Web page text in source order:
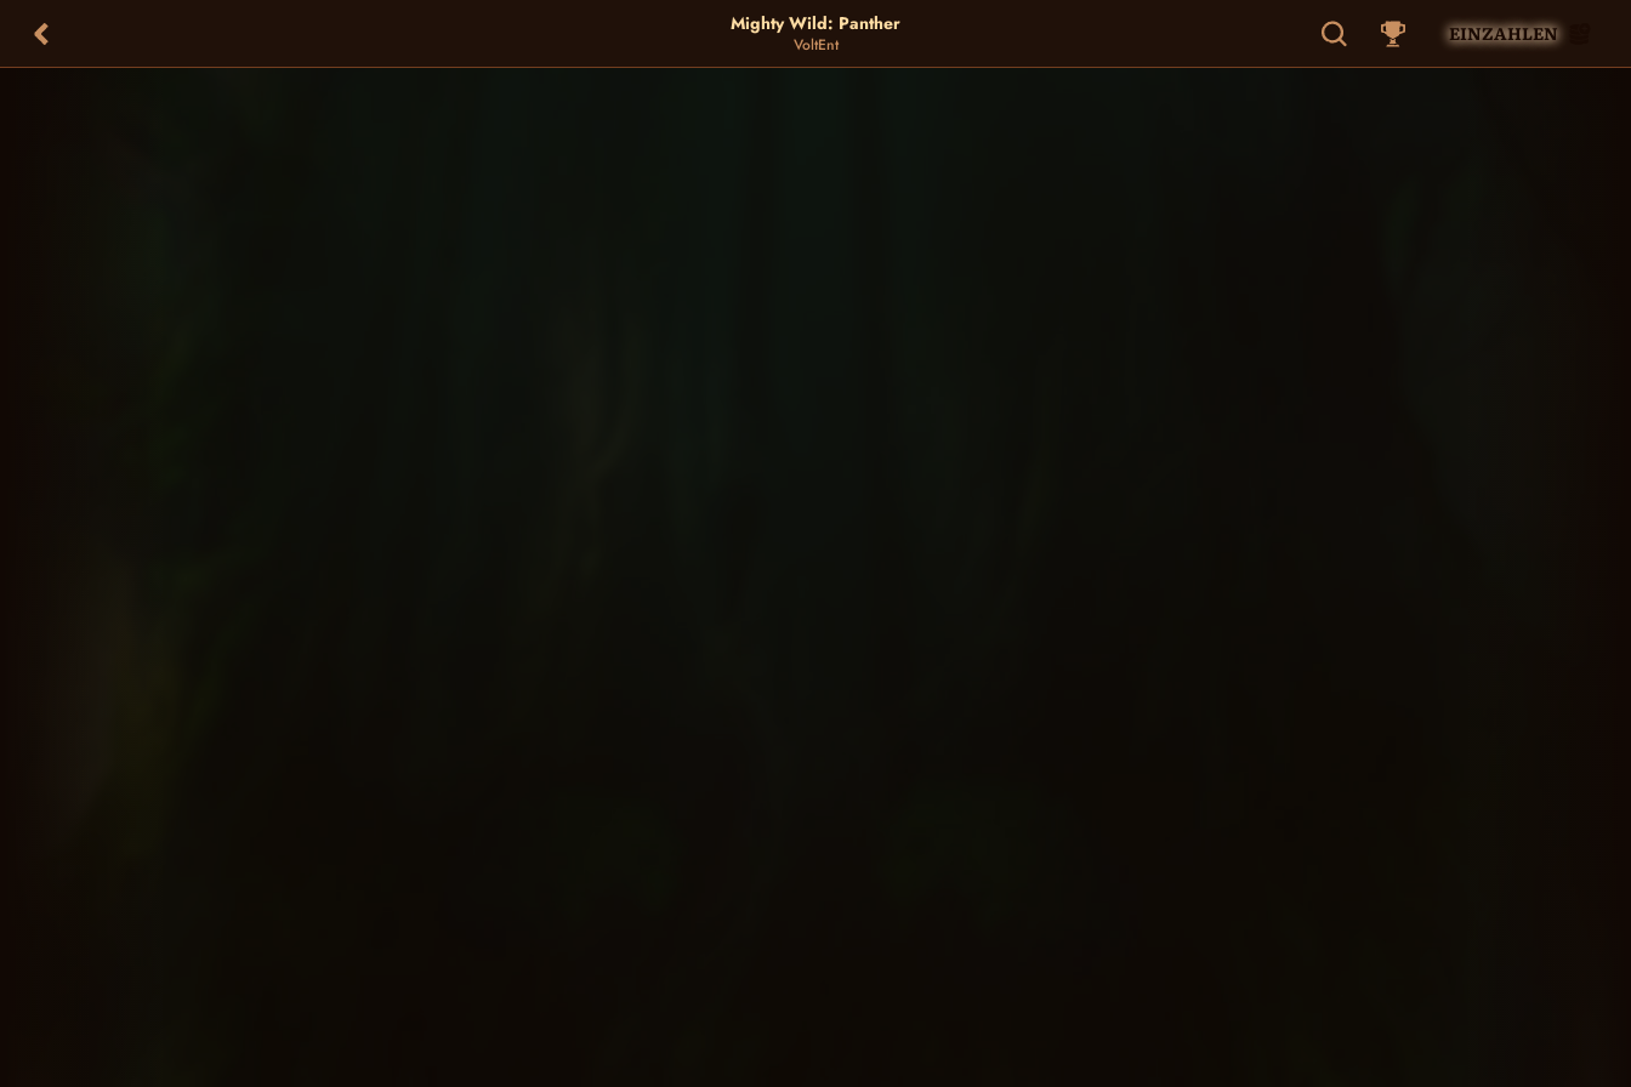
Mighty Wild: Panther
VoltEnt
EINZAHLEN